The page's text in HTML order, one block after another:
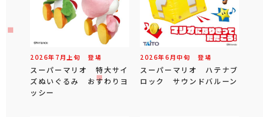
2026年 7 月 上旬 登場
スーパーマリオ 特大サイ
ズぬいぐるみ おすわりヨ
ッシー
2026年6 月中旬 登場
スーパーマリオ ハテナブ
ロック サウンドバルーン